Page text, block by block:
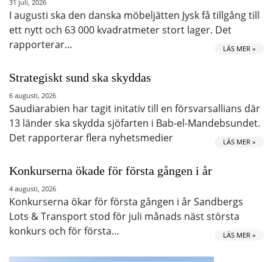
31 juli, 2026
I augusti ska den danska möbeljätten Jysk få tillgång till
ett nytt och 63 000 kvadratmeter stort lager. Det
rapporterar…
LÄS MER »
Strategiskt sund ska skyddas
6 augusti, 2026
Saudiarabien har tagit initativ till en försvarsallians där
13 länder ska skydda sjöfarten i Bab-el-Mandebsundet.
Det rapporterar flera nyhetsmedier
LÄS MER »
Konkurserna ökade för första gången i år
4 augusti, 2026
Konkurserna ökar för första gången i år Sandbergs
Lots & Transport stod för juli månads näst största
konkurs och för första…
LÄS MER »